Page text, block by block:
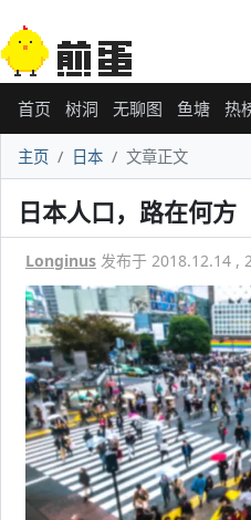
首页 树洞 无聊图 鱼塘 热
主页 日本 文章正文
日本人口，路在何方
Longinus 发布于 2018.12.14 ,